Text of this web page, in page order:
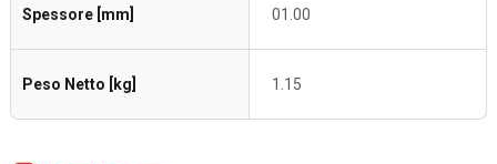
Spessore [mm] 01.00
Peso Netto [kg] 1.15